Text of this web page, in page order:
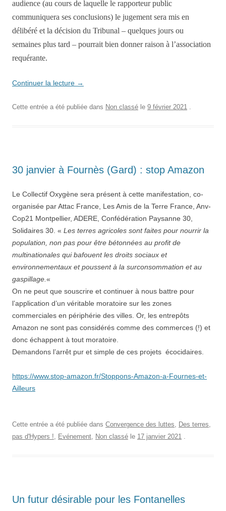
audience (au cours de laquelle le rapporteur public
communiquera ses conclusions) le jugement sera mis en
délibéré et la décision du Tribunal – quelques jours ou
semaines plus tard – pourrait bien donner raison à l’association
requérante.
Continuer la lecture →
Cette entrée a été publiée dans Non classé le 9 février 2021 .
30 janvier à Fournès (Gard) : stop Amazon
Le Collectif Oxygène sera présent à cette manifestation, co-
organisée par Attac France, Les Amis de la Terre France, Anv-
Cop21 Montpellier, ADERE, Confédération Paysanne 30,
Solidaires 30. « Les terres agricoles sont faites pour nourrir la
population, non pas pour être bétonnées au profit de
multinationales qui bafouent les droits sociaux et
environnementaux et poussent à la surconsommation et au
gaspillage. «
On ne peut que souscrire et continuer à nous battre pour
l’application d’un véritable moratoire sur les zones
commerciales en périphérie des villes. Or, les entrepôts
Amazon ne sont pas considérés comme des commerces (!) et
donc échappent à tout moratoire.
Demandons l’arrêt pur et simple de ces projets écocidaires.
https://www.stop-amazon.fr/Stoppons-Amazon-a-Fournes-et-
Ailleurs
Cette entrée a été publiée dans Convergence des luttes, Des terres,
pas d'Hypers !, Evénement, Non classé le 17 janvier 2021 .
Un futur désirable pour les Fontanelles